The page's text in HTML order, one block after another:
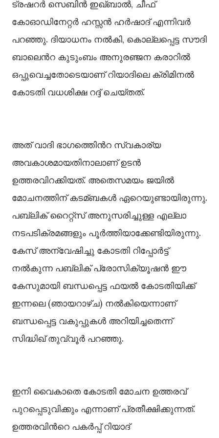
ട്രഷറർ സെബിൻ ഇഖ്ബാല്‍, ചീഫ്
കോഓഡിനേറ്റർ ഹസ്സൻ ഹർഷാദ് എന്നിവർ
പറഞ്ഞു. ദിയാധനം നല്‍കി, കൊല്ലപ്പെട്ട സൗദി
ബാലെൻറ കുടുംബം അനുരഞ്ജന കരാറില്‍
ഒപ്പുവെച്ചതോടെയാണ് റിയാദിലെ ക്രിമിനല്‍
കോടതി വധശിക്ഷ റദ്ദ് ചെയ്തത്.
അത് വാദി ഭാഗത്തിെൻറ സ്വകാര്യ
അവകാശമായതിനാലാണ് ഉടൻ
ഉത്തരവിറക്കിയത്. അതെസമയം ജയില്‍
മോചനത്തിന് കടമ്ബകള്‍ ഏറെയുണ്ടായിരുന്നു.
പബ്ലിക് റൈറ്റ്സ് അനുസരിച്ചുള്ള എല്ലാ
നടപടിക്രമങ്ങളും പൂർത്തിയാക്കേണ്ടിയിരുന്നു.
കേസ് അന്വേഷിച്ചു കോടതി റിപ്പോർട്ട്
നല്‍കുന്ന പബ്ലിക് പ്രോസിക്യൂഷൻ ഈ
കേസുമായി ബന്ധപ്പെട്ട ഫയല്‍ കോടതിയിക്ക്
ഇന്നലെ (ഞായറാഴ്ച) നല്‍കിയെന്നാണ്
ബന്ധപ്പെട്ട വകുപ്പുകള്‍ അറിയിച്ചതെന്ന്
സിദ്ധിഖ് തുവ്വൂർ പറഞ്ഞു.
ഇനി വൈകാതെ കോടതി മോചന ഉത്തരവ്
പുറപ്പെടുവിക്കും എന്നാണ് പ്രതീക്ഷിക്കുന്നത്.
ഉത്തരവിന്‍റെ പകർപ്പ് റിയാദ്